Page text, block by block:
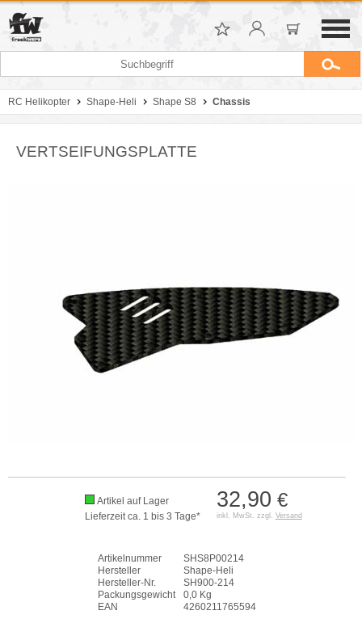
RC Helikopter Shape-Heli Shape S8 Chassis
VERTSEIFUNGSPLATTE
32,90 €
inkl. MwSt. zzgl. Versand
Artikel auf Lager
Lieferzeit ca. 1 bis 3 Tage*
Artikelnummer
SHS8P00214
Hersteller
Shape-Heli
Hersteller-Nr.
SH900-214
Packungsgewicht
0,0 Kg
EAN
4260211765594